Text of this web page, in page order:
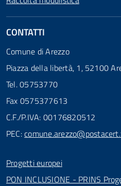
CONTATTI
Comune di Arezzo
Piazza della libertà, 1, 52100
Tel. 05753770
Fax 0575377613
C.F./P.IVA: 00176820512
PEC:
Progetti europei
PON INCLUSIONE - PRINS